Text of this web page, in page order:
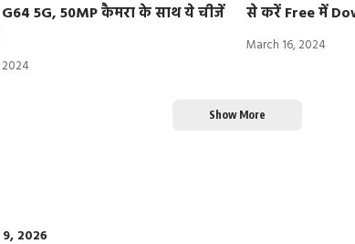
5G, 50MP कैमरा के साथ ये चीजें
2024
से करें Free में
March 16, 2024
Show More
2026